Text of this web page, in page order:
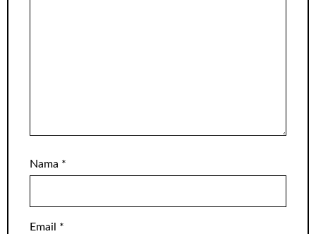
Nama *
Email *